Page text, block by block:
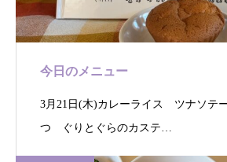
今日のメニュー
3月21日(木)カレーライス ツナソ
つ ぐりとぐらのカステ…